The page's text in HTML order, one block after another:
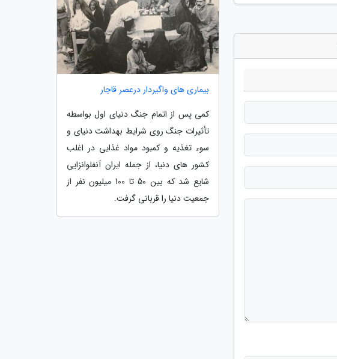
بیماری های واگیردار درعصر قاجار
کمی پس از اتمام جنگ دنیای اول بواسطه
تأثیرات جنگ روی شرایط بهداشت دنیای و
سوء تغذیه و کمبود مواد غذایی در اغلب
کشور های دنیا، از جمله ایران آنفلوانزایی
شایع شد که بین 50 تا 100 میلیون نفر از
جمعیت دنیا را قربانی گرفت.